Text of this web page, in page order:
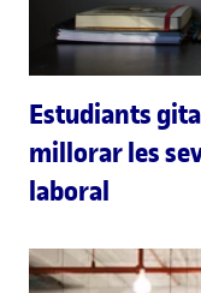
Estudiants
millorar les
laboral